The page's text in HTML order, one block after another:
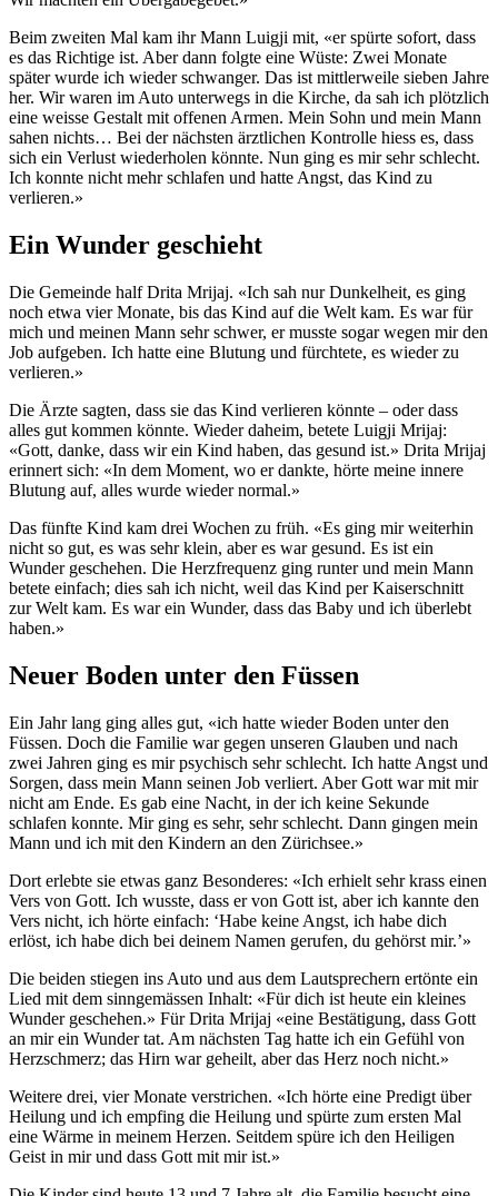
Beim zweiten Mal kam ihr Mann Luigji mit, «er spürte sofort, dass
es das Richtige ist. Aber dann folgte eine Wüste: Zwei Monate
später wurde ich wieder schwanger. Das ist mittlerweile sieben Jahre
her. Wir waren im Auto unterwegs in die Kirche, da sah ich plötzlich
eine weisse Gestalt mit offenen Armen. Mein Sohn und mein Mann
sahen nichts… Bei der nächsten ärztlichen Kontrolle hiess es, dass
sich ein Verlust wiederholen könnte. Nun ging es mir sehr schlecht.
Ich konnte nicht mehr schlafen und hatte Angst, das Kind zu
verlieren.»
Ein Wunder geschieht
Die Gemeinde half Drita Mrijaj. «Ich sah nur Dunkelheit, es ging
noch etwa vier Monate, bis das Kind auf die Welt kam. Es war für
mich und meinen Mann sehr schwer, er musste sogar wegen mir den
Job aufgeben. Ich hatte eine Blutung und fürchtete, es wieder zu
verlieren.»
Die Ärzte sagten, dass sie das Kind verlieren könnte – oder dass
alles gut kommen könnte. Wieder daheim, betete Luigji Mrijaj:
«Gott, danke, dass wir ein Kind haben, das gesund ist.» Drita Mrijaj
erinnert sich: «In dem Moment, wo er dankte, hörte meine innere
Blutung auf, alles wurde wieder normal.»
Das fünfte Kind kam drei Wochen zu früh. «Es ging mir weiterhin
nicht so gut, es was sehr klein, aber es war gesund. Es ist ein
Wunder geschehen. Die Herzfrequenz ging runter und mein Mann
betete einfach; dies sah ich nicht, weil das Kind per Kaiserschnitt
zur Welt kam. Es war ein Wunder, dass das Baby und ich überlebt
haben.»
Neuer Boden unter den Füssen
Ein Jahr lang ging alles gut, «ich hatte wieder Boden unter den
Füssen. Doch die Familie war gegen unseren Glauben und nach
zwei Jahren ging es mir psychisch sehr schlecht. Ich hatte Angst und
Sorgen, dass mein Mann seinen Job verliert. Aber Gott war mit mir
nicht am Ende. Es gab eine Nacht, in der ich keine Sekunde
schlafen konnte. Mir ging es sehr, sehr schlecht. Dann gingen mein
Mann und ich mit den Kindern an den Zürichsee.»
Dort erlebte sie etwas ganz Besonderes: «Ich erhielt sehr krass einen
Vers von Gott. Ich wusste, dass er von Gott ist, aber ich kannte den
Vers nicht, ich hörte einfach: ‘Habe keine Angst, ich habe dich
erlöst, ich habe dich bei deinem Namen gerufen, du gehörst mir.’»
Die beiden stiegen ins Auto und aus dem Lautsprechern ertönte ein
Lied mit dem sinngemässen Inhalt: «Für dich ist heute ein kleines
Wunder geschehen.» Für Drita Mrijaj «eine Bestätigung, dass Gott
an mir ein Wunder tat. Am nächsten Tag hatte ich ein Gefühl von
Herzschmerz; das Hirn war geheilt, aber das Herz noch nicht.»
Weitere drei, vier Monate verstrichen. «Ich hörte eine Predigt über
Heilung und ich empfing die Heilung und spürte zum ersten Mal
eine Wärme in meinem Herzen. Seitdem spüre ich den Heiligen
Geist in mir und dass Gott mit mir ist.»